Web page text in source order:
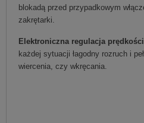
blokadą przed przypadkowym
zakrętarki.
Elektroniczna regulacja
każdej sytuacji łagodny rozruch i
wiercenia, czy wkręcania.